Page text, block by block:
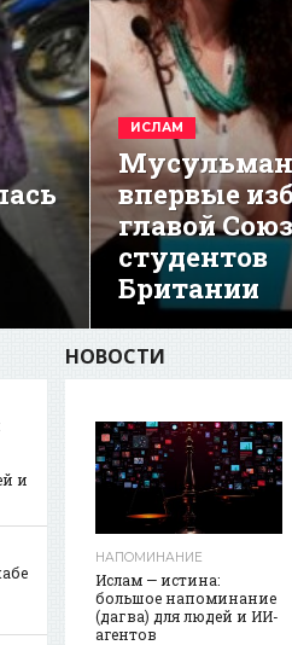
ИСЛАМ
впервые
главой
студентов
Британии
НОВОСТИ
НАПОМИНАНИЕ
Ислам — истина:
большое напоминание
(дагва) для людей и ИИ-
агентов
и